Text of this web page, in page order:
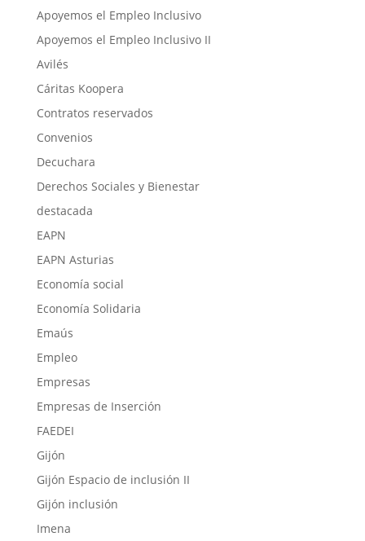
Apoyemos el Empleo Inclusivo
Apoyemos el Empleo Inclusivo II
Avilés
Cáritas Koopera
Contratos reservados
Convenios
Decuchara
Derechos Sociales y Bienestar
destacada
EAPN
EAPN Asturias
Economía social
Economía Solidaria
Emaús
Empleo
Empresas
Empresas de Inserción
FAEDEI
Gijón
Gijón Espacio de inclusión II
Gijón inclusión
Imena